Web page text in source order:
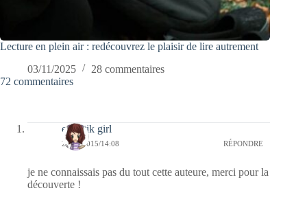
Lecture en plein air : redécouvrez le plaisir de lire autrement
03/11/2025
28 commentaires
72 commentaires
eclectik girl
25/01/2015/14:08 RÉPONDRE
je ne connaissais pas du tout cette auteure, merci pour la
découverte !